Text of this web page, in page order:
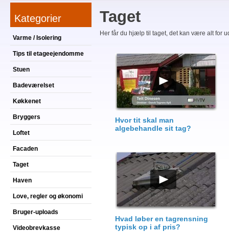
Kategorier
Varme / Isolering
Tips til etageejendomme
Stuen
Badeværelset
Køkkenet
Bryggers
Loftet
Facaden
Taget
Haven
Love, regler og økonomi
Bruger-uploads
Videobrevkasse
Taget
Her får du hjælp til taget, det kan være alt for
Hvor tit skal man
algebehandle sit tag?
Hvad løber en tagrensning
typisk op i af pris?